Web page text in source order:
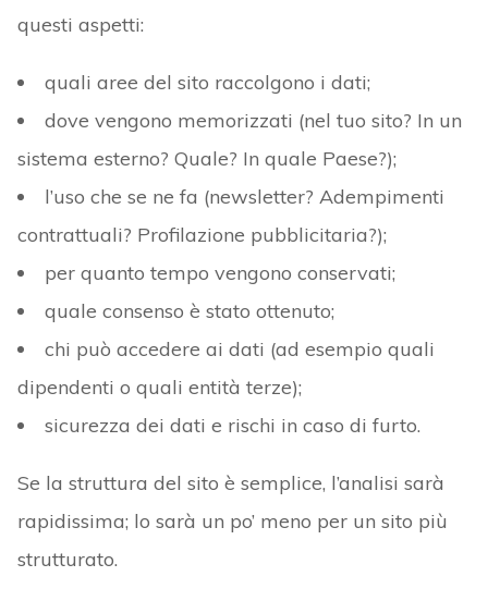
questi aspetti:
quali aree del sito raccolgono i dati;
dove vengono memorizzati (nel tuo sito? In un
sistema esterno? Quale? In quale Paese?);
l’uso che se ne fa (newsletter? Adempimenti
contrattuali? Profilazione pubblicitaria?);
per quanto tempo vengono conservati;
quale consenso è stato ottenuto;
chi può accedere ai dati (ad esempio quali
dipendenti o quali entità terze);
sicurezza dei dati e rischi in caso di furto.
Se la struttura del sito è semplice, l’analisi sarà
rapidissima; lo sarà un po’ meno per un sito più
strutturato.